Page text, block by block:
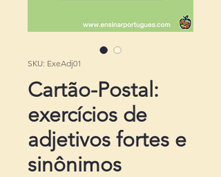
SKU: ExeAdj01
Cartão-Postal:
exercícios de
adjetivos fortes e
sinônimos